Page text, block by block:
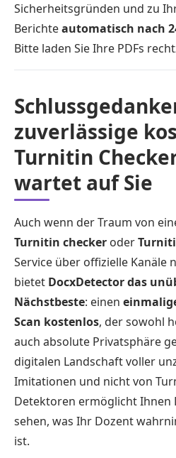
Sicherheitsgründen und zu
Berichteautomatisch nach
Bitte laden Sie Ihre PDFs
zuverlässige
Turnitin
wartet auf Sie
Auch wenn der Traum von
Turnitin checker oder
Service über offizielle Kanäle
bietet DocxDetector das
Nächstbeste: einen
Scan kostenlos, der sowohl
auch absolute Privatsphäre
digitalen Landschaft voller
Imitationen und nicht von
Detektoren ermöglicht Ihnen
sehen, was Ihr Dozent
ist.